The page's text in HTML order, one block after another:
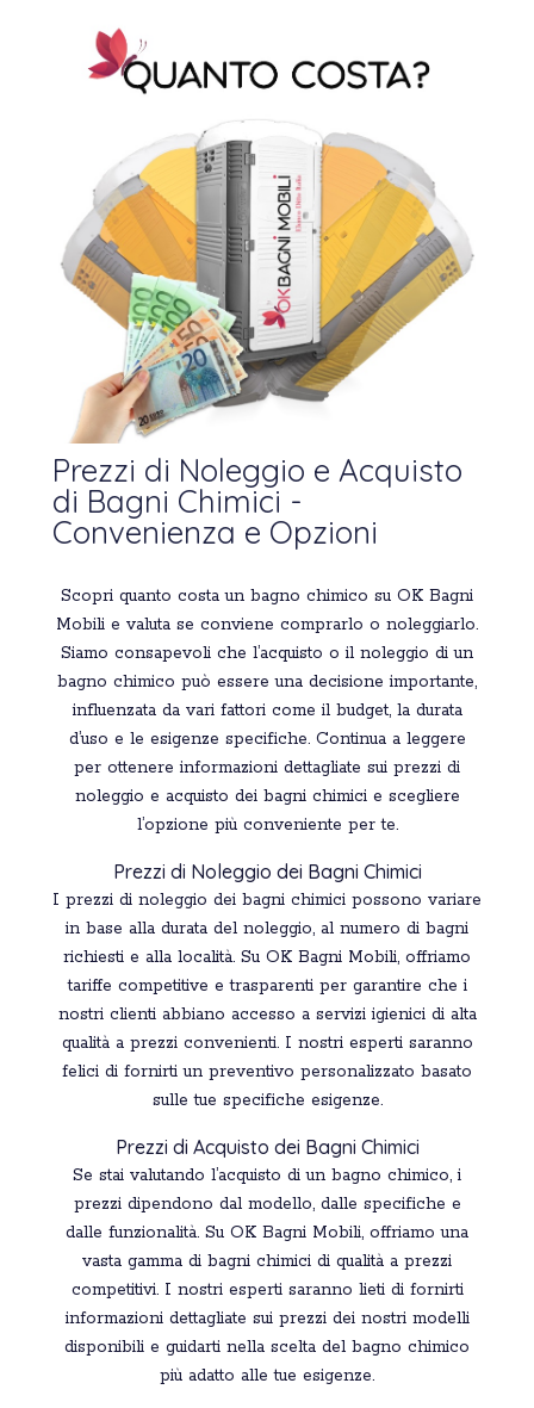
Prezzi di Noleggio e Acquisto
di Bagni Chimici -
Convenienza e Opzioni
Scopri quanto costa un bagno chimico su OK Bagni
Mobili e valuta se conviene comprarlo o noleggiarlo.
Siamo consapevoli che l’acquisto o il noleggio di un
bagno chimico può essere una decisione importante,
influenzata da vari fattori come il budget, la durata
d’uso e le esigenze specifiche. Continua a leggere
per ottenere informazioni dettagliate sui prezzi di
noleggio e acquisto dei bagni chimici e scegliere
l’opzione più conveniente per te.
Prezzi di Noleggio dei Bagni Chimici
I prezzi di noleggio dei bagni chimici possono variare
in base alla durata del noleggio, al numero di bagni
richiesti e alla località. Su OK Bagni Mobili, offriamo
tariffe competitive e trasparenti per garantire che i
nostri clienti abbiano accesso a servizi igienici di alta
qualità a prezzi convenienti. I nostri esperti saranno
felici di fornirti un preventivo personalizzato basato
sulle tue specifiche esigenze.
Prezzi di Acquisto dei Bagni Chimici
Se stai valutando l’acquisto di un bagno chimico, i
prezzi dipendono dal modello, dalle specifiche e
dalle funzionalità. Su OK Bagni Mobili, offriamo una
vasta gamma di bagni chimici di qualità a prezzi
competitivi. I nostri esperti saranno lieti di fornirti
informazioni dettagliate sui prezzi dei nostri modelli
disponibili e guidarti nella scelta del bagno chimico
più adatto alle tue esigenze.